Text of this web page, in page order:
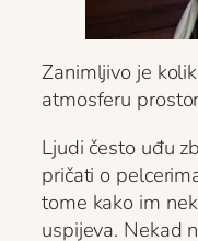
Zanimljivo je
atmosferu
Ljudi često uđu
pričati o
tome kako im
uspijeva. Nekad